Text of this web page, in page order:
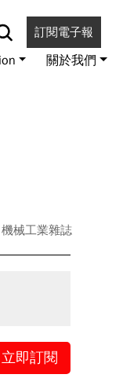
訂閱電子報
關於我們
機械工業雜誌
立即訂閱